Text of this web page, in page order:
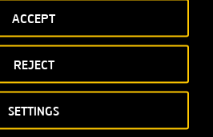
SETTINGS
REJECT
ACCEPT